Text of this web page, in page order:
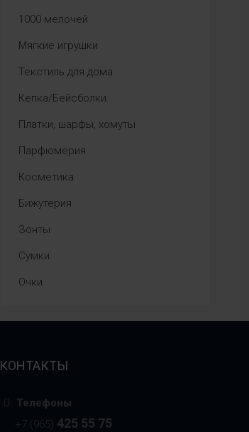
1000 мелочей
Мягкие игрушки
Текстиль для дома
Кепка/Бейсболки
Платки, шарфы, хомуты
Парфюмерия
Косметика
Бижутерия
Зонты
Сумки
Очки
КОНТАКТЫ
Телефоны
+7 (965) 425 55 75